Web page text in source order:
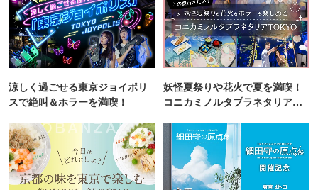
涼しく過ごせる東京ジョイポリ
スで絶叫＆ホラーを満喫！
妖怪夏祭りや花火で夏を満喫！
コニカミノルタプラネタリア